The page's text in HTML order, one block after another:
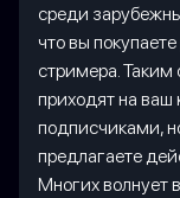
среди
что вы
стримера. Таким
приходят на ваш
подписчиками,
предлагаете
Многих волнует